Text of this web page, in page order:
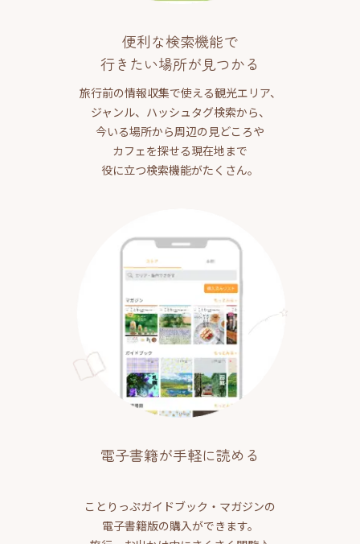
便利な検索機能で
行きたい場所が見つかる
旅行前の情報収集で使える観光エリア、
ジャンル、ハッシュタグ検索から、
今いる場所から周辺の見どころや
カフェを探せる現在地まで
役に立つ検索機能がたくさん。
電子書籍が手軽に読める
ことりっぷガイドブック・マガジンの
電子書籍版の購入ができます。